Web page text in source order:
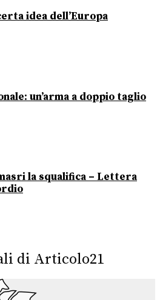
idea dell’Europa
un’arma a doppio taglio
la squalifica – Lettera
di Articolo21